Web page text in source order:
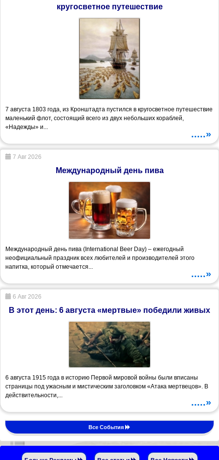
кругосветное путешествие
7 августа 1803 года, из Кронштадта пустился в кругосветное путешествие
маленький флот, состоящий всего из двух небольших кораблей,
«Надежды» и...
.....»
7 Авг 2026
Международный день пива
Международный день пива (International Beer Day) – ежегодный
неофициальный праздник всех любителей и производителей этого
напитка, который отмечается...
.....»
6 Авг 2026
В этот день: 6 августа «мертвые» победили живых
6 августа 1915 года в историю Первой мировой войны были вписаны
страницы под ужасным и мистическим заголовком «Атака мертвецов». В
действительности,...
.....»
Все События